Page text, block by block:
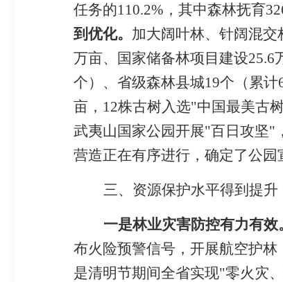
任务的110.2% ，其中森林抚育
到优化。 加大阔叶林、针阔混交
万亩、国家储备林项目建设25.6
个）、省级森林县城19个（累计
亩， 12株古树入选"中国最美古
武夷山国家公园开展"百日攻坚"
营造正在有序进行，确定了公园
三、资源保护水平得到提升
一是林业灾害防控有力有效
布火险预警信号，开展航空护
是清明节期间全省实现"零火灾